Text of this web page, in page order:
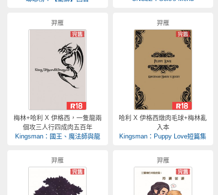
羿雁
梅林+哈利 X 伊格西，一隻龍兩
個攻三人行四成肉五百年
Kingsman：國王、魔法師與龍
羿雁
哈利 X 伊格西燉肉毛球+梅林亂
入本
Kingsman：Puppy Love短篇集
羿雁 羿雁